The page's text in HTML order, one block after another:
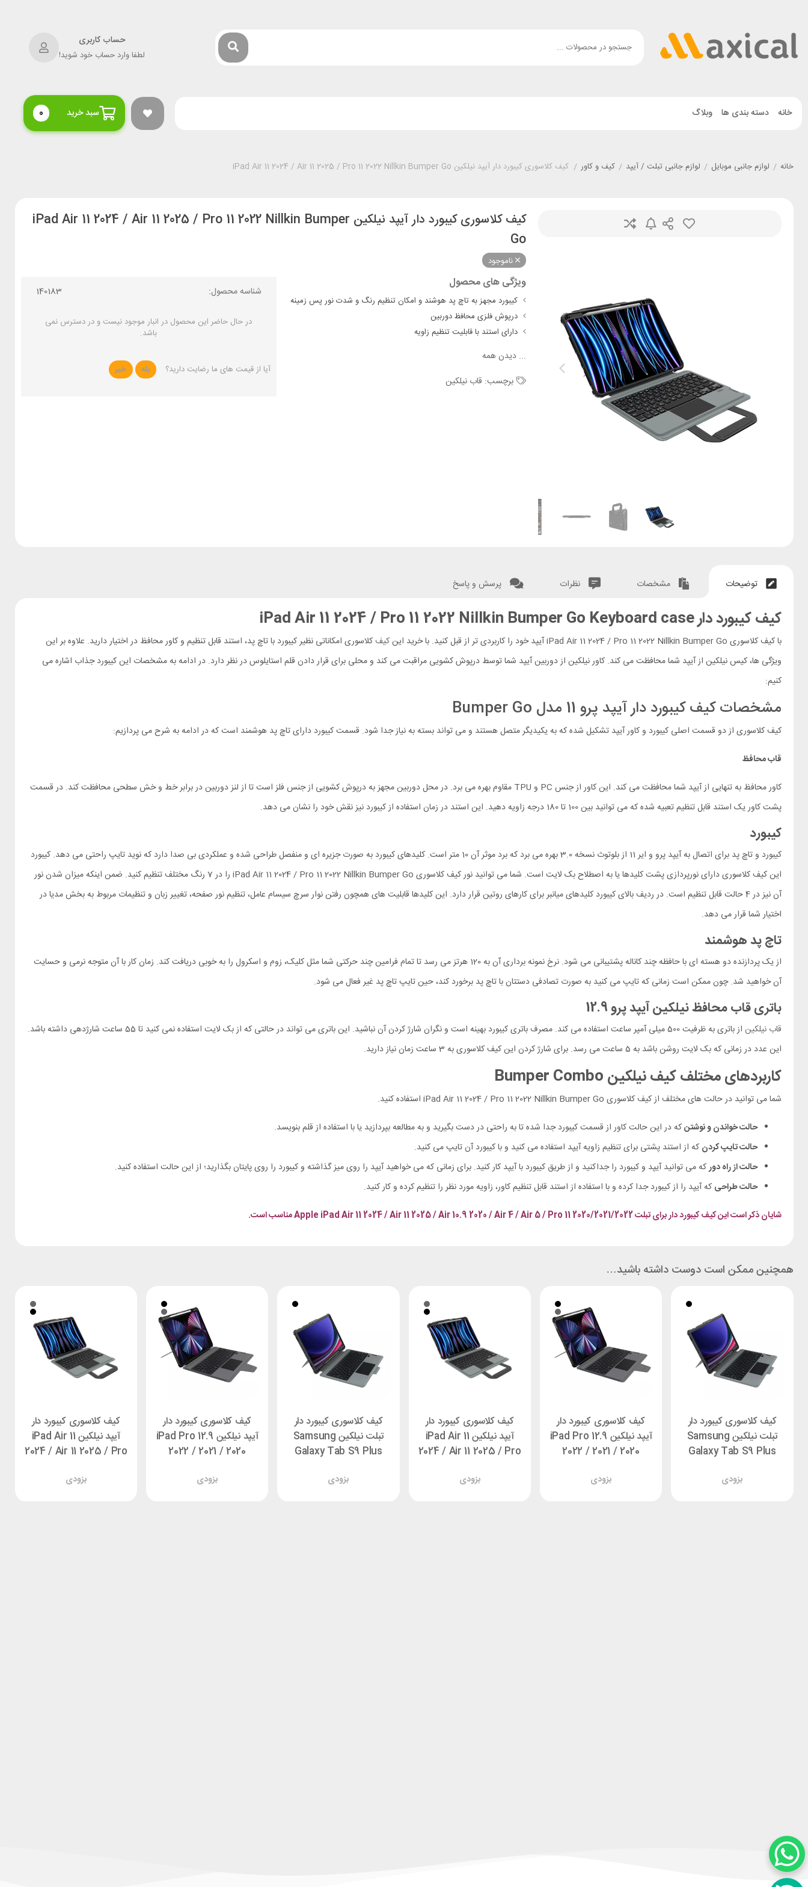
حساب کاربری
لطفا وارد حساب خود شوید!
خانه دسته بندی ها وبلاگ سبد خرید 0
خانه / لوازم جانبی موبایل / لوازم جانبی تبلت / آیپد / کیف و کاور / کیف کلاسوری کیبورد دار آیپد نیلکین iPad Air 11 2024 / Air 11 2025 / Pro 11 2022 Nillkin Bumper Go
کیف کلاسوری کیبورد دار آیپد نیلکین iPad Air 11 2024 / Air 11 2025 / Pro 11 2022 Nillkin Bumper
Go
ناموجود
ویژگی های محصول
کیبورد مجهز به تاچ پد هوشند و امکان تنظیم رنگ و شدت نور پس زمینه
درپوش فلزی محافظ دوربین
دارای استند با قابلیت تنظیم زاویه
...دیدن همه
برچسب: قاب نیلکین
شناسه محصول: 140183
در حال حاضر این محصول در انبار موجود نیست و در دسترس نمی
باشد.
آیا از قیمت های ما رضایت دارید؟ بله خیر
توضیحات مشخصات نظرات پرسش و پاسخ
کیف کیبورد دار iPad Air 11 2024 / Pro 11 2022 Nillkin Bumper Go Keyboard case
با کیف کلاسوری iPad Air 11 2024 / Pro 11 2022 Nillkin Bumper Go آیپد خود را کاربردی تر از قبل کنید. با خرید این کیفکلاسوری امکاناتی نظیر کیبورد با تاچ پد، استند قابل تنظیم و کاور محافظ در اختیار دارید. علاوه بر این
ویژگی ها، کیس نیلکین از آیپد شما محافظت می کند. کاور نیلکین از دوربین آیپد شما توسط درپوش کشویی مراقبت می کند و محلی برای قرار دادن قلم استایلوس در نظر دارد. در ادامه به مشخصات این کیبورد جذاب اشاره می
کنیم:
مشخصات کیف کیبورد دار آیپد پرو 11 مدل Bumper Go
کیف کلاسوری از دو قسمت اصلی کیبورد و کاور آیپد تشکیل شده که به یکیدیگر متصل هستند و می تواند بسته به نیاز جدا شود. قسمت کیبورد دارای تاچ پد هوشمند است که در ادامه به شرح می پردازیم:
قاب محافظ
کاور محافظ به تنهایی از آیپد شما محافظت می کند. این کاور از جنس PC و TPU مقاوم بهره می برد. در محل دوربین مجهز به درپوش کشویی از جنس فلز است تا از لنز دوربین در برابر خط و خش سطحی محافظت کند. در قسمت
پشت کاور یک استند قابل تنظیم تعبیه شده که می توانید بین 100 تا 180 درجه زاویه دهید. این استند در زمان استفاده از کیبورد نیز نقش خود را نشان می دهد.
کیبورد
کیبورد و تاچ پد برای اتصال به آیپد پرو و ایر 11 از بلوتوث نسخه 3.0 بهره می برد که برد موثر آن 10 متر است. کلیدهای کیبورد به صورت جزیره ای و منفصل طراحی شده و عملکردی بی صدا دارد که نوید تایپ راحتی می دهد. کیبورد
این کیف کلاسوری دارای نورپردازی پشت کلیدها یا به اصطلاح بک لایت است. شما می توانید نور کیف کلاسوری iPad Air 11 2024 / Pro 11 2022 Nillkin Bumper Go را در 7 رنگ مختلف تنظیم کنید. ضمن اینکه میزان شدن نور
آن نیز در 4 حالت قابل تنظیم است. در ردیف بالای کیبورد کلیدهای میانبر برای کارهای روتین قرار دارد. این کلیدها قابلیت های همچون رفتن نوار سرچ سیسام عامل، تنظیم نور صفحه، تغییر زبان و تنظیمات مربوط به بخش مدیا در
اختیار شما قرار می دهد.
تاچ پد هوشمند
از یک پردازنده دو هسته ای با حافظه چند کاناله پشتیبانی می شود. نرخ نمونه برداری آن به 120 هرتز می رسد تا تمام فرامین چند حرکتی شما مثل کلیک، زوم و اسکرول را به خوبی دریافت کند. زمان کار با آن متوجه نرمی و حسایت
آن خواهید شد. چون ممکن است زمانی که تایپ می کنید به صورت تصادفی دستتان با تاچ پد برخورد کند، حین تایپ تاچ پد غیر فعال می شود.
باتری قاب محافظ نیلکین آیپد پرو 12.9
قاب نیلکین
از باتری به ظرفیت 500 میلی آمپر ساعت استفاده می کند. مصرف باتری کیبورد بهینه است و نگران شارژ کردن آن نباشید. این باتری می تواند در حالتی که از بک لایت استفاده نمی کنید تا 55 ساعت شارژدهی داشته باشد.
این عدد در زمانی که بک لایت روشن باشد به 5 ساعت می رسد. برای شارژ کردن این کیف کلاسوری به 3 ساعت زمان نیاز دارید.
کاربردهای مختلف کیف نیلکین Bumper Combo
شما می توانید در حالت های مختلف از کیف کلاسوری iPad Air 11 2024 / Pro 11 2022 Nillkin Bumper Go استفاده کنید.
حالت خواندن و نوشتنکه در این حالت کاور از قسمت کیبورد جدا شده تا به راحتی در دست بگیرید و به مطالعه بپردازید یا با استفاده از قلم بنویسد.
حالت تایپ کردن که از استند پشتی برای تنظیم زاویه آیپد استفاده می کنید و با کیبورد آن تایپ می کنید.
حالت از راه دورکه می توانید آیپد و کیبورد را جداکنید و از طریق کیبورد با آیپد کار کنید. برای زمانی که می خواهید آیپد را روی میز گذاشته و کیبورد را روی پایتان بگذارید؛ از این حالت استفاده کنید.
حالت طراحی که آیپد را از کیبورد جدا کرده و با استفاده از استند قابل تنظیم کاور، زاویه مورد نظر را تنظیم کرده و کار کنید.
شایان ذکر است این کیف کیبورد دار برای تبلت Apple iPad Air 11 2024 / Air 11 2025 / Air 10.9 2020 / Air 4 / Air 5 / Pro 11 2020/2021/2022 مناسب است.
همچنین ممکن است دوست داشته باشید…
کیف کلاسوری کیبورد دار
تبلت نیلکین Samsung
Galaxy Tab S9 Plus
Backlit
بزودی
کیف کلاسوری کیبورد دار
آیپد نیلکین iPad Pro 12.9
2022 / 2021 / 2020
Backlit
بزودی
کیف کلاسوری کیبورد دار
آیپد نیلکین iPad Air 11
2024 / Air 11 2025 / Pro
Go
بزودی
کیف کلاسوری کیبورد دار
تبلت نیلکین Samsung
Galaxy Tab S9 Plus
Backlit
بزودی
کیف کلاسوری کیبورد دار
آیپد نیلکین iPad Pro 12.9
2022 / 2021 / 2020
Backlit
بزودی
کیف کلاسوری کیبورد دار
آیپد نیلکین iPad Air 11
2024 / Air 11 2025 / Pro
Go
بزودی